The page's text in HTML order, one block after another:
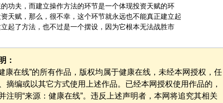
功夫，而建立操作方法的环节是一个体现投资天赋的环
天赋，那么，很不幸，这个环节就永远也不能真正建立起
起了方法，也不过是一个摆设，因为它根本无法战胜市
：
康在线”的所有作品，版权均属于健康在线，未经本网授权，任
摘编或以其它方式使用上述作品。已经本网授权使用作品的，
注明“来源：健康在线”。违反上述声明者，本网将追究其相关